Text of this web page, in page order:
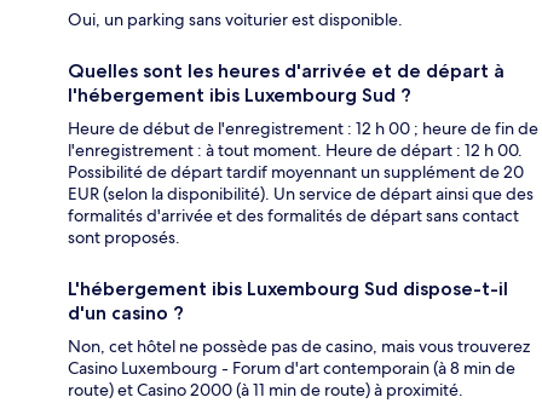
Oui, un parking sans voiturier est disponible.
Quelles sont les heures d'arrivée et de départ à
l'hébergement ibis Luxembourg Sud ?
Heure de début de l'enregistrement : 12 h 00 ; heure de fin de
l'enregistrement : à tout moment. Heure de départ : 12 h 00.
Possibilité de départ tardif moyennant un supplément de 20
EUR (selon la disponibilité). Un service de départ ainsi que des
formalités d'arrivée et des formalités de départ sans contact
sont proposés.
L'hébergement ibis Luxembourg Sud dispose-t-il
d'un casino ?
Non, cet hôtel ne possède pas de casino, mais vous trouverez
Casino Luxembourg - Forum d'art contemporain (à 8 min de
route) et Casino 2000 (à 11 min de route) à proximité.